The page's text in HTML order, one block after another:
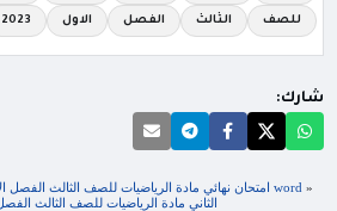
للصف الثالث الفصل الاول 2023
شارك:
« word امتحان نهائي مادة الرياضيات للصف الثالث الفصل الاول 2023
الثاني مادة الرياضيات للصف الثالث الفصل